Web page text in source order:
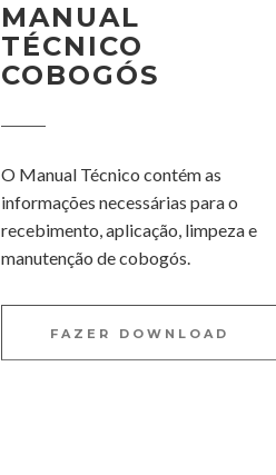
MANUAL
TÉCNICO
COBOGÓS
O Manual Técnico contém as
informações necessárias para o
recebimento, aplicação, limpeza e
manutenção de cobogós.
FAZER DOWNLOAD